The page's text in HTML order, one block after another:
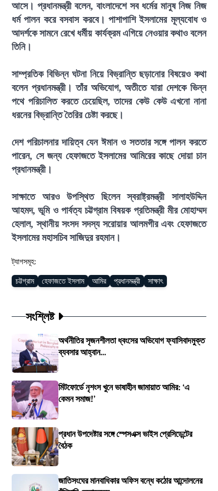
আসে। প্রধানমন্ত্রী বলেন, বাংলাদেশে সব ধর্মের মানুষ নিজ নিজ
ধর্ম পালন করে বসবাস করবে। পাশাপাশি ইসলামের মূল্যবোধ ও
আদর্শকে সামনে রেখে ধর্মীয় কার্যক্রম এগিয়ে নেওয়ার কথাও বলেন
তিনি।
সাম্প্রতিক বিভিন্ন ঘটনা নিয়ে বিভ্রান্তি ছড়ানোর বিষয়েও কথা
বলেন প্রধানমন্ত্রী। তাঁর অভিযোগ, অতীতে যারা দেশকে ভিন্ন
পথে পরিচালিত করতে চেয়েছিল, তাদের কেউ কেউ এখনো নানা
ধরনের বিভ্রান্তি তৈরির চেষ্টা করছে।
দেশ পরিচালনার দায়িত্ব যেন ঈমান ও সততার সঙ্গে পালন করতে
পারেন, সে জন্য হেফাজতে ইসলামের আমিরের কাছে দোয়া চান
প্রধানমন্ত্রী।
সাক্ষাতে আরও উপস্থিত ছিলেন স্বরাষ্ট্রমন্ত্রী সালাহউদ্দিন
আহমদ, ভূমি ও পার্বত্য চট্টগ্রাম বিষয়ক প্রতিমন্ত্রী মীর মোহাম্মদ
হেলাল, স্থানীয় সংসদ সদস্য সরোয়ার আলমগীর এবং হেফাজতে
ইসলামের মহাসচিব সাজিদুর রহমান।
ট্যাগসমূহ:
চট্টগ্রাম হেফাজতে ইসলাম আমির প্রধানমন্ত্রী সাক্ষাৎ
সংশ্লিষ্ট
অর্থনীতির সৃজনশীলতা ধ্বংসের অভিযোগ ফ্যাসিবাদমুক্ত
ব্যবসার আহ্বান...
মিটফোর্ডে নৃশংস খুনে ভাষাহীন জামায়াত আমির: ‘এ
কেমন সমাজ!’
প্রধান উপদেষ্টার সঙ্গে স্পেসএক্স ভাইস প্রেসিডেন্টের
বৈঠক
জাতিসংঘের মানবাধিকার অফিস বন্ধে কঠোর আন্দোলনের